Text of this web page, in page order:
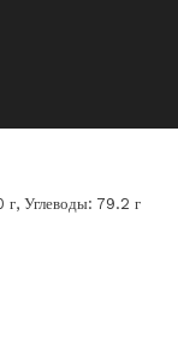
г, Углеводы: 79.2 г